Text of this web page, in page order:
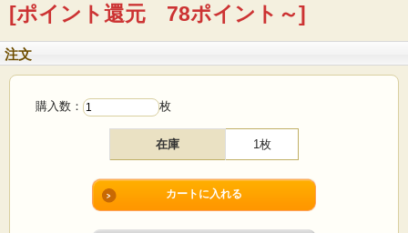
■デザイン：ライヤ・ウォシッキネン
■メーカー：ARABIA
■年代 ：1984年
■コンディション：目立つダメージなく、ツヤツヤでよいヴィンテージコンディシ
[ポイント還元 78ポイント～]
注文
購入数： 枚
在庫 1枚